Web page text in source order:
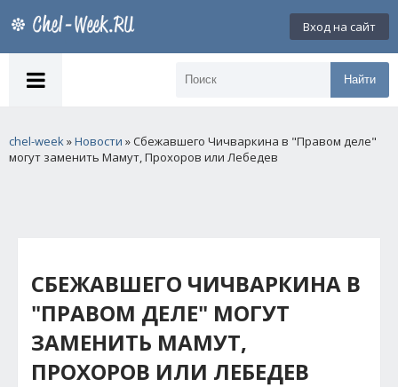
Вход на сайт
Найти
chel-week»Новости » Сбежавшего Чичваркина в "Правом деле"
могут заменить Мамут, Прохоров или Лебедев
СБЕЖАВШЕГО ЧИЧВАРКИНА В
"ПРАВОМ ДЕЛЕ" МОГУТ
ЗАМЕНИТЬ МАМУТ,
ПРОХОРОВ ИЛИ ЛЕБЕДЕВ